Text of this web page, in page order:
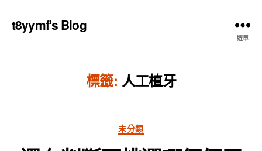
t8yymf's Blog
選單
標籤: 人工植牙
分
類
未分類